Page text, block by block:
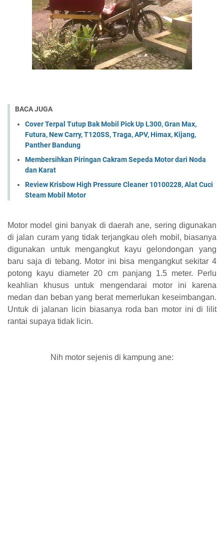
BACA JUGA
Cover Terpal Tutup Bak Mobil Pick Up L300, Gran Max,
Futura, New Carry, T120SS, Traga, APV, Himax, Kijang,
Panther Bandung
Membersihkan Piringan Cakram Sepeda Motor dari Noda
dan Karat
Review Krisbow High Pressure Cleaner 10100228, Alat Cuci
Steam Mobil Motor
Motor model gini banyak di daerah ane, sering digunakan
di jalan curam yang tidak terjangkau oleh mobil, biasanya
digunakan untuk mengangkut kayu gelondongan yang
baru saja di tebang. Motor ini bisa mengangkut sekitar 4
potong kayu diameter 20 cm panjang 1.5 meter. Perlu
keahlian khusus untuk mengendarai motor ini karena
medan dan beban yang berat memerlukan keseimbangan.
Untuk di jalanan licin biasanya roda ban motor ini di lilit
rantai supaya tidak licin.
Nih motor sejenis di kampung ane: